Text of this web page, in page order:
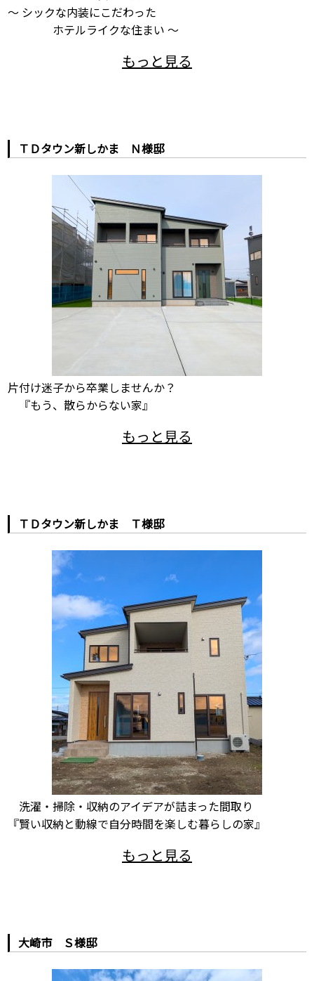
～ シックな内装にこだわった
ホテルライクな住まい ～
ＴＤタウン新しかま Ｎ様邸
片付け迷子から卒業しませんか？
『もう、散らからない家』
ＴＤタウン新しかま Ｔ様邸
洗濯・掃除・収納のアイデアが詰まった間取り
『賢い収納と動線で自分時間を楽しむ暮らしの家』
大崎市 Ｓ様邸